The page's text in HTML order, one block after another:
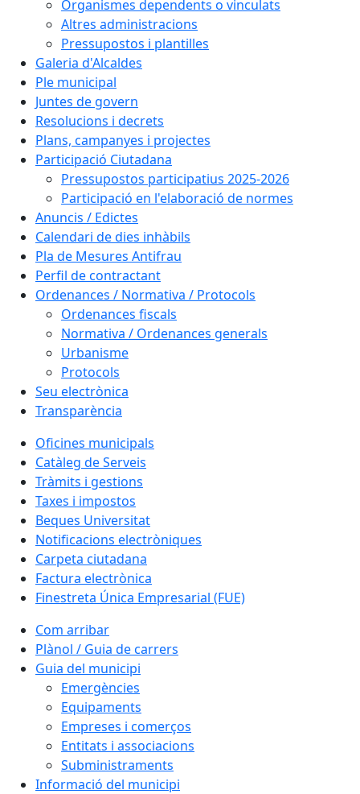
Organismes dependents o vinculats
Altres administracions
Pressupostos i plantilles
Galeria d'Alcaldes
Ple municipal
Juntes de govern
Resolucions i decrets
Plans, campanyes i projectes
Participació Ciutadana
Pressupostos participatius 2025-2026
Participació en l'elaboració de normes
Anuncis / Edictes
Calendari de dies inhàbils
Pla de Mesures Antifrau
Perfil de contractant
Ordenances / Normativa / Protocols
Ordenances fiscals
Normativa / Ordenances generals
Urbanisme
Protocols
Seu electrònica
Transparència
Oficines municipals
Catàleg de Serveis
Tràmits i gestions
Taxes i impostos
Beques Universitat
Notificacions electròniques
Carpeta ciutadana
Factura electrònica
Finestreta Única Empresarial (FUE)
Com arribar
Plànol / Guia de carrers
Guia del municipi
Emergències
Equipaments
Empreses i comerços
Entitats i associacions
Subministraments
Informació del municipi